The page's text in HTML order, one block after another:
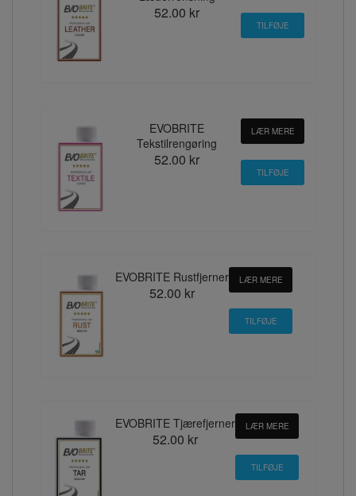
52.00 kr
EVOBRITE
Tekstilrengøring
52.00 kr
LÆR MERE
EVOBRITE Rustfjerner
52.00 kr
LÆR MERE
EVOBRITE Tjærefjerner
52.00 kr
LÆR MERE